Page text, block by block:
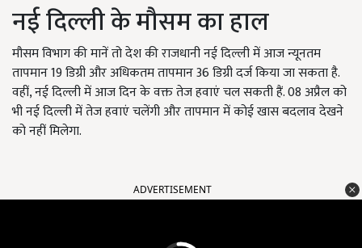
नई दिल्ली के मौसम का हाल
मौसम विभाग की मानें तो देश की राजधानी नई दिल्ली में आज न्यूनतम
तापमान 19 डिग्री और अधिकतम तापमान 36 डिग्री दर्ज किया जा सकता है.
वहीं, नई दिल्ली में आज दिन के वक्त तेज हवाएं चल सकती हैं. 08 अप्रैल को
भी नई दिल्ली में तेज हवाएं चलेंगी और तापमान में कोई खास बदलाव देखने
को नहीं मिलेगा.
ADVERTISEMENT